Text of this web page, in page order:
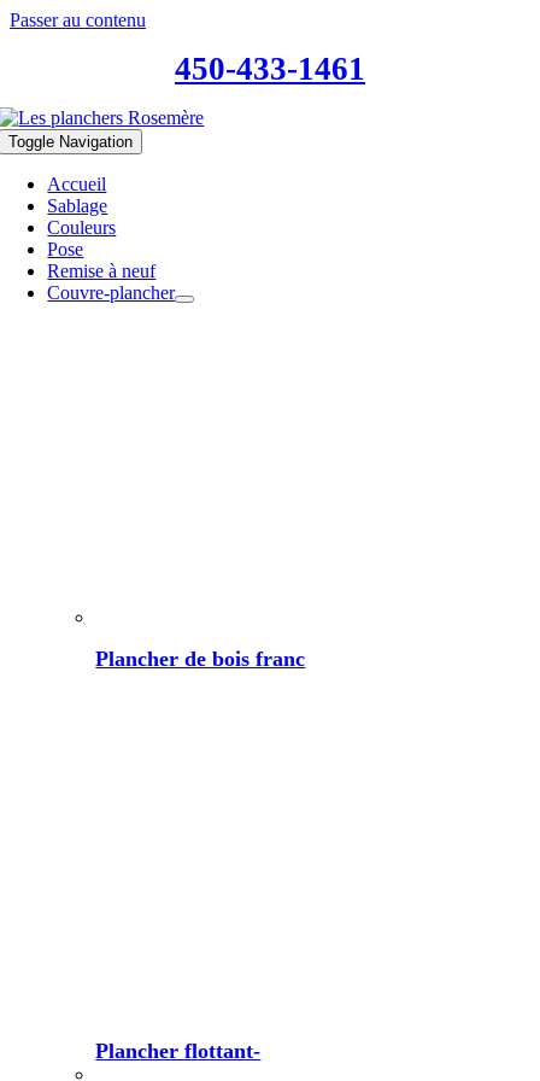
Passer au contenu
450-433-1461
Toggle Navigation
Accueil
Sablage
Couleurs
Pose
Remise à neuf
Couvre-plancher
Plancher de bois franc
Plancher flottant-